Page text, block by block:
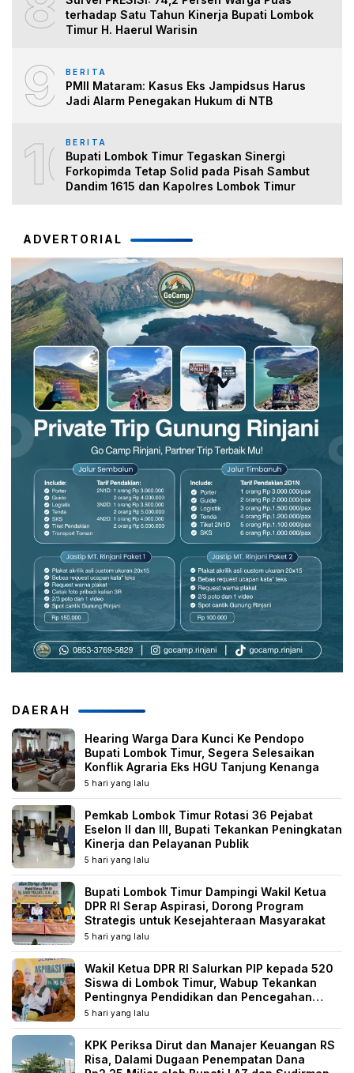
terhadap Satu Tahun Kinerja Bupati Lombok
Timur H. Haerul Warisin
9 BERITA
PMII Mataram: Kasus Eks Jampidsus Harus
Jadi Alarm Penegakan Hukum di NTB
10BERITA
Bupati Lombok Timur Tegaskan Sinergi
Forkopimda Tetap Solid pada Pisah Sambut
Dandim 1615 dan Kapolres Lombok Timur
ADVERTORIAL
DAERAH
Hearing Warga Dara Kunci Ke Pendopo
Bupati Lombok Timur, Segera Selesaikan
Konflik Agraria Eks HGU Tanjung Kenanga
5 hari yang lalu
Pemkab Lombok Timur Rotasi 36 Pejabat
Eselon II dan III, Bupati Tekankan Peningkatan
Kinerja dan Pelayanan Publik
5 hari yang lalu
Bupati Lombok Timur Dampingi Wakil Ketua
DPR RI Serap Aspirasi, Dorong Program
Strategis untuk Kesejahteraan Masyarakat
5 hari yang lalu
Wakil Ketua DPR RI Salurkan PIP kepada 520
Siswa di Lombok Timur, Wabup Tekankan
Pentingnya Pendidikan dan Pencegahan
Perkawinan Anak
5 hari yang lalu
KPK Periksa Dirut dan Manajer Keuangan RS
Risa, Dalami Dugaan Penempatan Dana